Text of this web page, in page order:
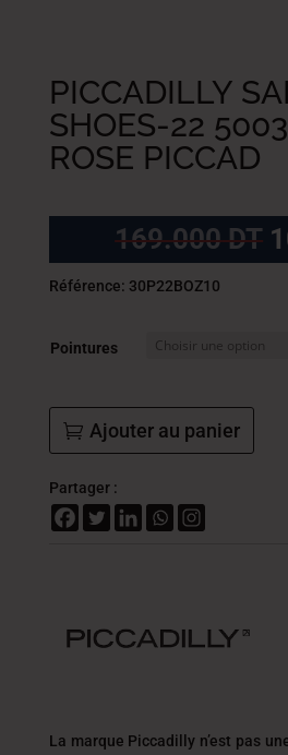
PICCADILLY
SHOES-22
ROSE PICCAD
169.000DT
Référence: 30P22BOZ10
Pointures
Ajouter au panier
Partager :
La marque Piccadilly n’est pas